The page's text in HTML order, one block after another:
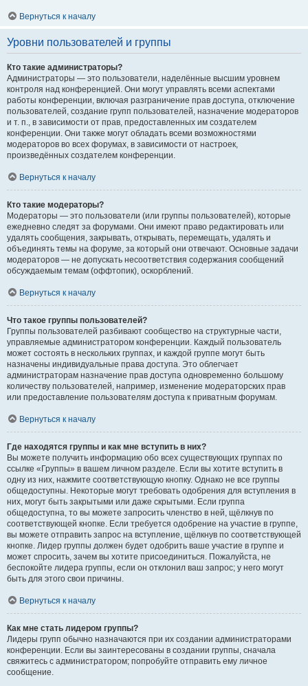
Вернуться к началу
Уровни пользователей и группы
Кто такие администраторы?
Администраторы — это пользователи, наделённые высшим уровнем
контроля над конференцией. Они могут управлять всеми аспектами
работы конференции, включая разграничение прав доступа, отключение
пользователей, создание групп пользователей, назначение модераторов
и т. п., в зависимости от прав, предоставленных им создателем
конференции. Они также могут обладать всеми возможностями
модераторов во всех форумах, в зависимости от настроек,
произведённых создателем конференции.
Вернуться к началу
Кто такие модераторы?
Модераторы — это пользователи (или группы пользователей), которые
ежедневно следят за форумами. Они имеют право редактировать или
удалять сообщения, закрывать, открывать, перемещать, удалять и
объединять темы на форуме, за который они отвечают. Основные задачи
модераторов — не допускать несоответствия содержания сообщений
обсуждаемым темам (оффтопик), оскорблений.
Вернуться к началу
Что такое группы пользователей?
Группы пользователей разбивают сообщество на структурные части,
управляемые администратором конференции. Каждый пользователь
может состоять в нескольких группах, и каждой группе могут быть
назначены индивидуальные права доступа. Это облегчает
администраторам назначение прав доступа одновременно большому
количеству пользователей, например, изменение модераторских прав
или предоставление пользователям доступа к приватным форумам.
Вернуться к началу
Где находятся группы и как мне вступить в них?
Вы можете получить информацию обо всех существующих группах по
ссылке «Группы» в вашем личном разделе. Если вы хотите вступить в
одну из них, нажмите соответствующую кнопку. Однако не все группы
общедоступны. Некоторые могут требовать одобрения для вступления в
них, могут быть закрытыми или даже скрытыми. Если группа
общедоступна, то вы можете запросить членство в ней, щёлкнув по
соответствующей кнопке. Если требуется одобрение на участие в группе,
вы можете отправить запрос на вступление, щёлкнув по соответствующей
кнопке. Лидер группы должен будет одобрить ваше участие в группе и
может спросить, зачем вы хотите присоединиться. Пожалуйста, не
беспокойте лидера группы, если он отклонил ваш запрос; у него могут
быть для этого свои причины.
Вернуться к началу
Как мне стать лидером группы?
Лидеры групп обычно назначаются при их создании администраторами
конференции. Если вы заинтересованы в создании группы, сначала
свяжитесь с администратором; попробуйте отправить ему личное
сообщение.